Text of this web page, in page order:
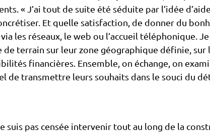
« J’ai tout de suite été séduite par l’idée
Et quelle satisfaction, de donner du
les réseaux, le web ou l’accueil téléphonique.
de terrain sur leur zone géographique définie,
financières. Ensemble, on échange, on
de transmettre leurs souhaits dans le souci du
suis pas censée intervenir tout au long de la